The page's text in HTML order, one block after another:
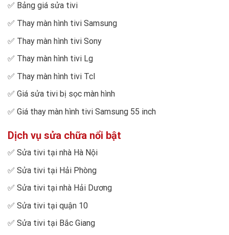
✅ Bảng giá sửa tivi
✅ Thay màn hình tivi Samsung
✅ Thay màn hình tivi Sony
✅ Thay màn hình tivi Lg
✅ Thay màn hình tivi Tcl
✅ Giá sửa tivi bị sọc màn hình
✅ Giá thay màn hình tivi Samsung 55 inch
Dịch vụ sửa chữa nổi bật
✅ Sửa tivi tại nhà Hà Nội
✅ Sửa tivi tại Hải Phòng
✅ Sửa tivi tại nhà Hải Dương
✅ Sửa tivi tại quận 10
✅ Sửa tivi tại Bắc Giang